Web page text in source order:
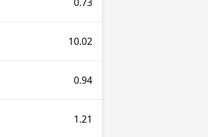
10.02
0.94
1.21